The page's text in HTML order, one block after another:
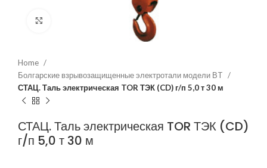
Нажмите, чтобы увеличить
Home
Болгарские взрывозащищенные электротали модели ВT
СТАЦ. Таль электрическая TOR ТЭК (CD) г/п 5,0 т 30 м
СТАЦ. Таль электрическая TOR ТЭК (CD)
г/п 5,0 т 30 м